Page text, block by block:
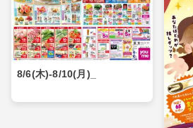
8/6(木)-8/10(月)_